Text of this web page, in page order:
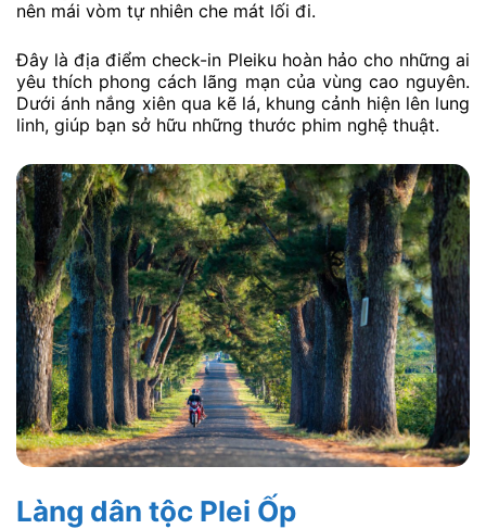
nên mái vòm tự nhiên che mát lối đi.
Đây là địa điểm check-in Pleiku hoàn hảo cho những ai
yêu thích phong cách lãng mạn của vùng cao nguyên.
Dưới ánh nắng xiên qua kẽ lá, khung cảnh hiện lên lung
linh, giúp bạn sở hữu những thước phim nghệ thuật.
Làng dân tộc Plei Ốp